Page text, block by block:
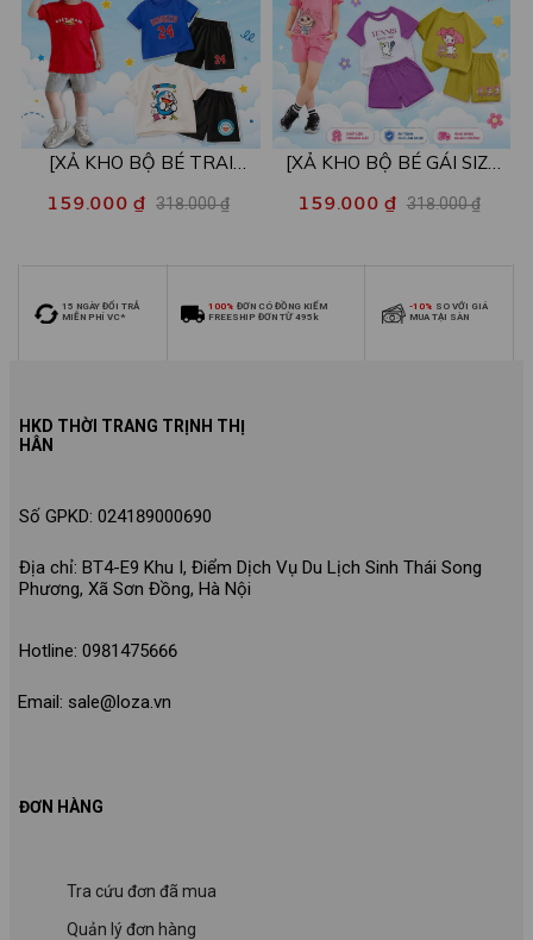
[XẢ KHO BỘ BÉ TRAI
nhiều mẫu - Quần áo bé trai
159.000 ₫ 318.000 ₫
[XẢ KHO BỘ BÉ GÁI SIZE
mẫu - Quần áo bé gái từ 26-
159.000 ₫ 318.000 ₫
15 NGÀY ĐỔI TRẢ
MIỄN PHÍ VC*
100% ĐƠN CÓ ĐỒNG KIỂM
FREESHIP ĐƠN TỪ 495k
-10% SO VỚI GIÁ
MUA TẠI SÀN
HKD THỜI TRANG TRỊNH THỊ
HÂN
Số GPKD: 024189000690
Địa chỉ: BT4-E9 Khu I, Điểm Dịch Vụ Du Lịch Sinh Thái Song
Phương, Xã Sơn Đồng, Hà Nội
Hotline: 0981475666
Email: sale@loza.vn
ĐƠN HÀNG
Tra cứu đơn đã mua
Quản lý đơn hàng